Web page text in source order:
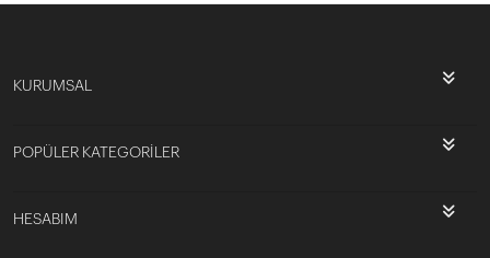
KURUMSAL
POPÜLER KATEGORİLER
HESABIM